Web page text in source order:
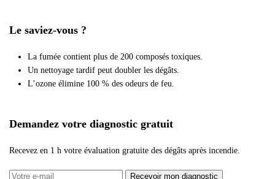
Le saviez-vous ?
La fumée contient plus de 200 composés toxiques.
Un nettoyage tardif peut doubler les dégâts.
L’ozone élimine 100 % des odeurs de feu.
Demandez votre diagnostic gratuit
Recevez en 1 h votre évaluation gratuite des dégâts après incendie.
Recevoir mon diagnostic